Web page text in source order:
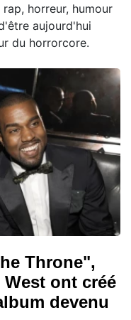
horreur, humour
aujourd'hui
du horrorcore.
Throne",
ont créé
devenu